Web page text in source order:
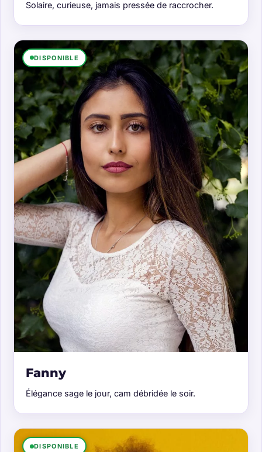
Solaire, curieuse, jamais pressée de raccrocher.
DISPONIBLE
Fanny
Élégance sage le jour, cam débridée le soir.
DISPONIBLE